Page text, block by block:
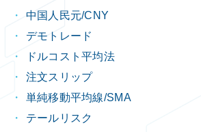
中国人民元/CNY
デモトレード
ドルコスト平均法
注文スリップ
単純移動平均線/SMA
テールリスク